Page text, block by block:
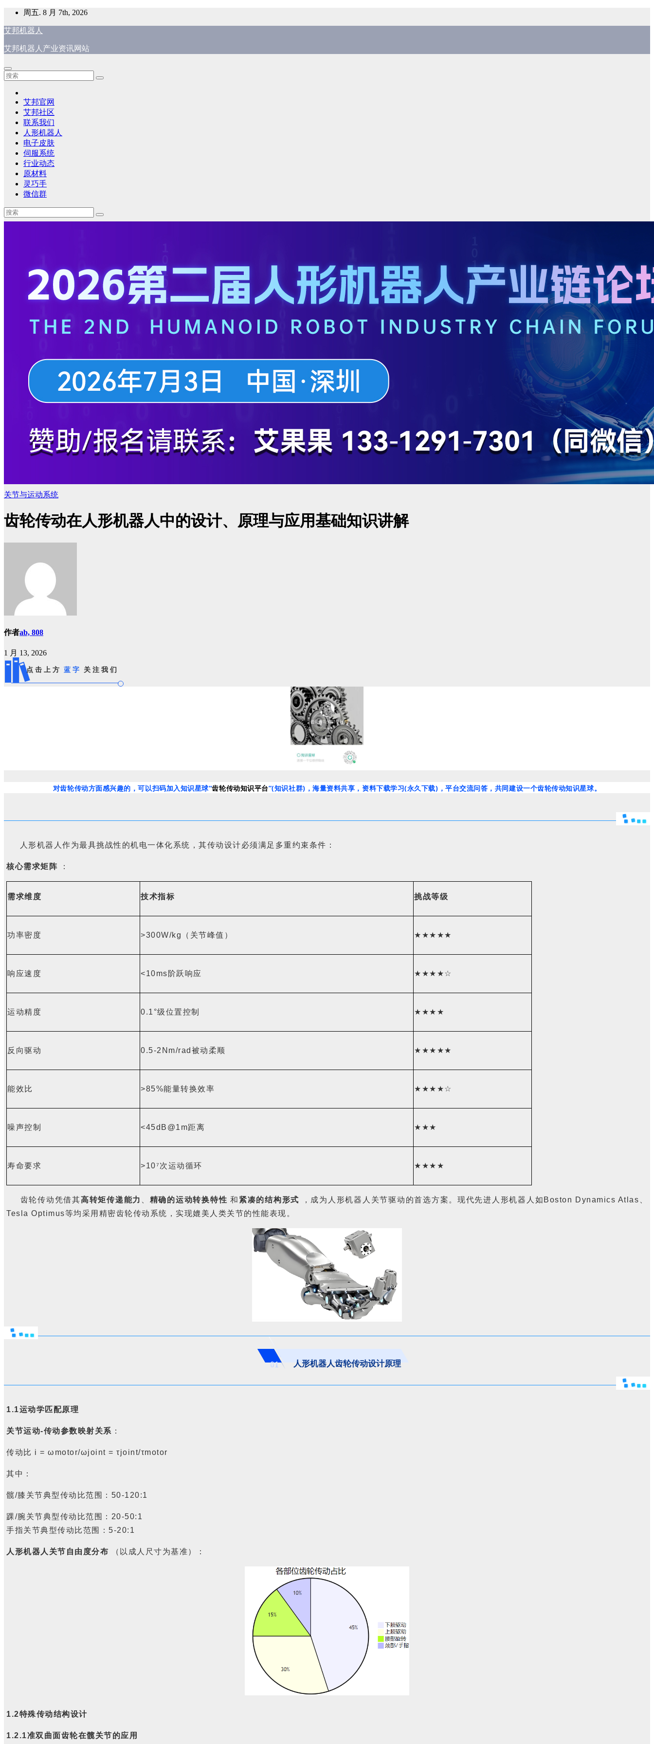
内
周五. 8 月 7th, 2026
艾邦机器人
艾邦机器人产业资讯网站
艾邦官网
艾邦社区
联系我们
人形机器人
电子皮肤
伺服系统
行业动态
原材料
灵巧手
微信群
关节与运动系统
齿轮传动在人形机器人中的设计、原理与应用基础知识讲解
作者ab, 808
1 月 13, 2026
点击上方 蓝字 关注我们
对齿轮传动方面感兴趣的，可以扫码加入知识星球“齿轮传动知识平台”(知识社群)，海量资料共享，资料下载学习(永久下载)，平台交流问答，共同建设一个齿轮传动知识星球。
人形机器人作为最具挑战性的机电一体化系统，其传动设计必须满足多重约束条件：
核心需求矩阵 ：
需求维度 技术指标 挑战等级
功率密度 >300W/kg （关节峰值） ★★★★★
响应速度 <10ms 阶跃响应 ★★★★☆
运动精度 0.1°级位置控制 ★★★★
反向驱动 0.5-2Nm/rad 被动柔顺 ★★★★★
能效比 >85%能量转换效率 ★★★★☆
噪声控制 <45dB@1m距离 ★★★
寿命要求 >10⁷次运动循环 ★★★★
齿轮传动凭借其高转矩传递能力 精确的运动转换特性和 紧凑的结构形式 ，成为人形机器人关节驱动的首选方案。现代先进人形机器人如 Boston Dynamics Atlas
Tesla Optimus等均采用精密齿轮传动系统，实现媲美人类关节的性能表现。
01 人形机器人齿轮传动设计原理
1.1运动学匹配原理
关节运动-传动参数映射关系 ：
传动比 i = ωmotor/ωjoint = τjoint/τmotor
其中：
髋/膝关节典型传动比范围： 50-120:1
踝/腕关节典型传动比范围： 20-50:1
手指关节典型传动比范围： 5-20:1
人形机器人关节自由度分布 （以成人尺寸为基准）：
1.2特殊传动结构设计
1.2.1准双曲面齿轮在髋关节的应用